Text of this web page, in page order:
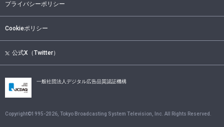
プライバシーポリシー
Cookieポリシー
公式X（Twitter）
一般社団法人デジタル広告品質認証機構
Copyright©1995-2026 , Tokyo Broadcasting System Television, Inc. All Rights Reserved.